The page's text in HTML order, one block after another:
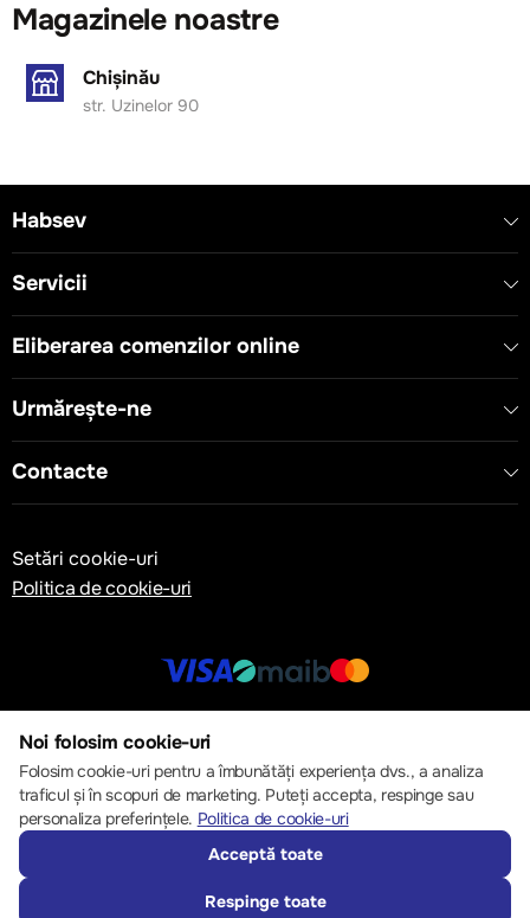
Magazinele noastre
Chișinău
str. Uzinelor 90
Habsev
Servicii
Eliberarea comenzilor online
Urmărește-ne
Contacte
Setări cookie-uri
Politica de cookie-uri
© 2013 – 2026 ECOM
Noi folosim cookie-uri
Folosim cookie-uri pentru a îmbunătăți experiența dvs., a analiza
traficul și în scopuri de marketing. Puteți accepta, respinge sau
personaliza preferințele. Politica de cookie-uri
Acceptă toate
Respinge toate